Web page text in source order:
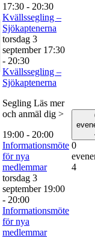
17:30 - 20:30
Kvällssegling –
Sjökaptenerna
torsdag 3
september 17:30
- 20:30
Kvällssegling –
Sjökaptenerna
Segling Läs mer
och anmäl dig >
19:00 - 20:00
Informationsmöte
för nya
medlemmar
torsdag 3
september 19:00
- 20:00
Informationsmöte
för nya
medlemmar
0
4